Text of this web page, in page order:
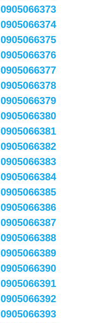
0905066373
0905066374
0905066375
0905066376
0905066377
0905066378
0905066379
0905066380
0905066381
0905066382
0905066383
0905066384
0905066385
0905066386
0905066387
0905066388
0905066389
0905066390
0905066391
0905066392
0905066393